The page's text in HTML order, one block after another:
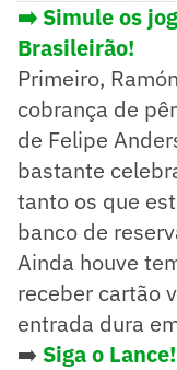
➡️ Simule os
Brasileirão!
Primeiro,
cobrança de
de Felipe
bastante
tanto os que
banco de
Ainda houve
receber cartão
entrada dura
➡️ Siga o